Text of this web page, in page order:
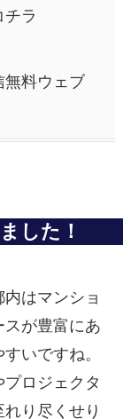
ラ
無料ウェブ
した！
はマンショ
スが豊富にあ
いですね。
ロジェクタ
り尽くせり